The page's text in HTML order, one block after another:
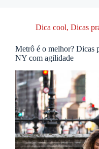
Dica cool, Dicas
Metrô é o melhor? Dicas
NY com agilidade